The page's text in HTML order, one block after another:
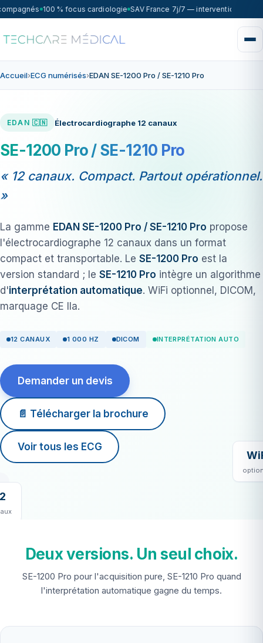
100 % focus cardiologie SAV France 7j/7 — intervention sous
Accueil›ECG numérisés›EDAN SE-1200 Pro / SE-1210 Pro
EDAN 🇨🇳 Électrocardiographe 12 canaux
SE-1200 Pro / SE-1210 Pro
« 12 canaux. Compact. Partout opérationnel.
»
La gamme EDAN SE-1200 Pro / SE-1210 Pro propose
l'électrocardiographe 12 canaux dans un format
compact et transportable. Le SE-1200 Pro est la
version standard ; le SE-1210 Pro intègre un algorithme
d'interprétation automatique. WiFi optionnel, DICOM,
marquage CE IIa.
12 CANAUX 1 000 HZ DICOM INTERPRÉTATION AUTO
Demander un devis
📄 Télécharger la brochure
Voir tous les ECG
Deux versions. Un seul choix.
SE-1200 Pro pour l'acquisition pure, SE-1210 Pro quand
l'interprétation automatique gagne du temps.